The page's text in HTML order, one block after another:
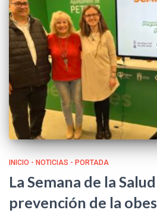
INICIO - NOTICIAS - PORTADA
La Semana de la
prevención de la